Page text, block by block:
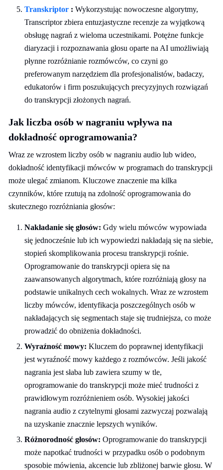
Transkriptor : Wykorzystując nowoczesne algorytmy,
Transcriptor zbiera entuzjastyczne recenzje za wyjątkową
obsługę nagrań z wieloma uczestnikami. Potężne funkcje
diaryzacji i rozpoznawania głosu oparte na AI umożliwiają
płynne rozróżnianie rozmówców, co czyni go
preferowanym narzędziem dla profesjonalistów, badaczy,
edukatorów i firm poszukujących precyzyjnych rozwiązań
do transkrypcji złożonych nagrań.
Jak liczba osób w nagraniu wpływa na
dokładność oprogramowania?
Wraz ze wzrostem liczby osób w nagraniu audio lub wideo,
dokładność identyfikacji mówców w programach do transkrypcji
może ulegać zmianom. Kluczowe znaczenie ma kilka
czynników, które rzutują na zdolność oprogramowania do
skutecznego rozróżniania głosów:
Nakładanie się głosów: Gdy wielu mówców wypowiada
się jednocześnie lub ich wypowiedzi nakładają się na siebie,
stopień skomplikowania procesu transkrypcji rośnie.
Oprogramowanie do transkrypcji opiera się na
zaawansowanych algorytmach, które rozróżniają głosy na
podstawie unikalnych cech wokalnych. Wraz ze wzrostem
liczby mówców, identyfikacja poszczególnych osób w
nakładających się segmentach staje się trudniejsza, co może
prowadzić do obniżenia dokładności.
Wyraźność mowy: Kluczem do poprawnej identyfikacji
jest wyraźność mowy każdego z rozmówców. Jeśli jakość
nagrania jest słaba lub zawiera szumy w tle,
oprogramowanie do transkrypcji może mieć trudności z
prawidłowym rozróżnieniem osób. Wysokiej jakości
nagrania audio z czytelnymi głosami zazwyczaj pozwalają
na uzyskanie znacznie lepszych wyników.
Różnorodność głosów: Oprogramowanie do transkrypcji
może napotkać trudności w przypadku osób o podobnym
sposobie mówienia, akcencie lub zbliżonej barwie głosu. W